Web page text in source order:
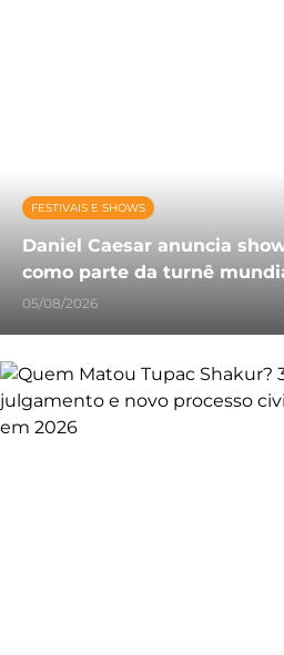
FESTIVAIS E SHOWS
Daniel Caesar anuncia
como parte da turnê
05/08/2026